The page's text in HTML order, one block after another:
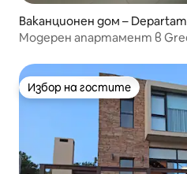
Ваканционен дом –
nado
Модерен апартамент в
Избор на гостите
Избор на гостите